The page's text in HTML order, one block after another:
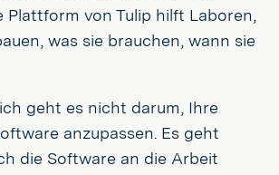
Plattform von Tulip hilft Laboren,
was sie brauchen, wann sie
geht es nicht darum, Ihre
anzupassen. Es geht
die Software an die Arbeit